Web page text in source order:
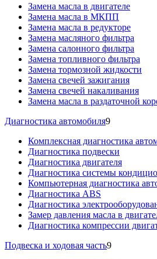
Замена масла в двигателе
Замена масла в МКПП
Замена масла в редукторе
Замена масляного фильтра
Замена салонного фильтра
Замена топливного фильтра
Замена тормозной жидкости
Замена свечей зажигания
Замена свечей накаливания
Замена масла в раздаточной
Диагностика автомобиля9
Комплексная диагностика
Диагностика подвески
Диагностика двигателя
Диагностика системы
Компьютерная диагностика
Диагностика ABS
Диагностика
Замер давления масла в
Диагностика компрессии
Подвеска и ходовая часть9